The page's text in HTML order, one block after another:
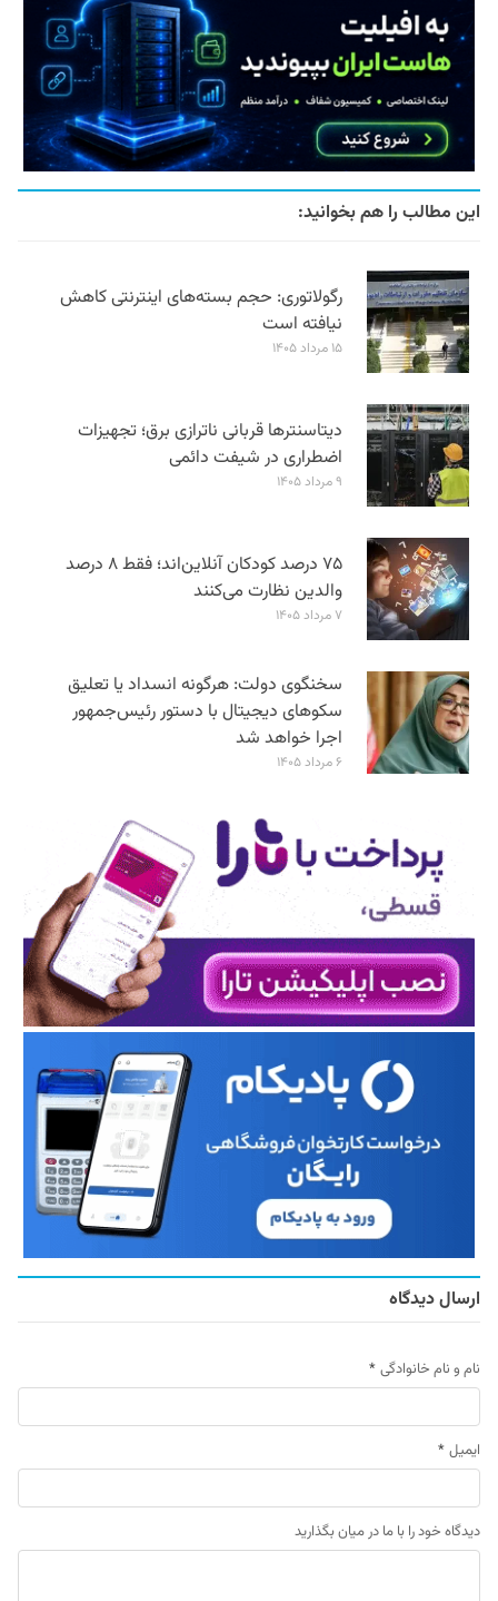
این مطالب را هم بخوانید:
رگولاتوری: حجم بسته‌های اینترنتی کاهش
نیافته است
۱۵ مرداد ۱۴۰۵
دیتاسنترها قربانی ناترازی برق؛ تجهیزات
اضطراری در شیفت دائمی
۹ مرداد ۱۴۰۵
۷۵ درصد کودکان آنلاین‌اند؛ فقط ۸ درصد
والدین نظارت می‌کنند
۷ مرداد ۱۴۰۵
سخنگوی دولت: هرگونه انسداد یا تعلیق
سکوهای دیجیتال با دستور رئیس‌جمهور
اجرا خواهد شد
۶ مرداد ۱۴۰۵
ارسال دیدگاه
نام و نام خانوادگی *
ایمیل *
دیدگاه خود را با ما در میان بگذارید